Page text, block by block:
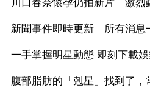
川口春奈懷孕仍拍新片 激烈
新聞事件即時更新 所有消息
一手掌握明星動態 即刻下載
腹部脂肪的「剋星」找到了，